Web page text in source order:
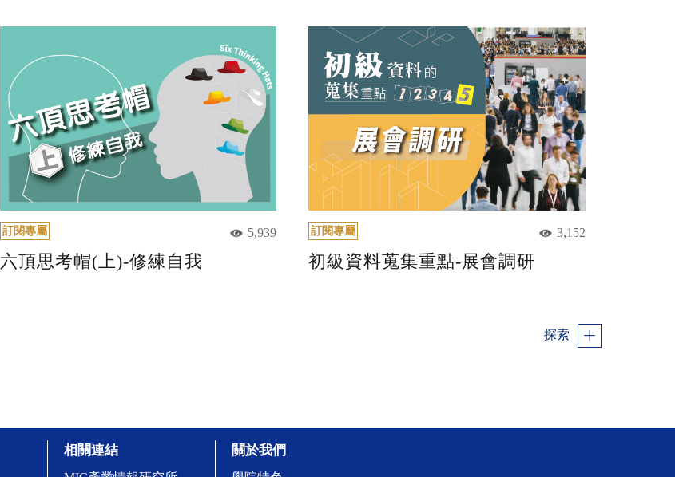
訂閱專屬 5,939
六頂思考帽(上)-修練自我
訂閱專屬 3,152
初級資料蒐集重點-展會調研
探索
相關連結 關於我們